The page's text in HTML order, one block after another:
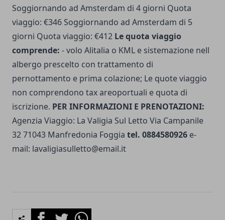
Soggiornando ad Amsterdam di 4 giorni Quota
viaggio: €346 Soggiornando ad Amsterdam di 5
giorni Quota viaggio: €412 Le quota viaggio
comprende: - volo Alitalia o KML e sistemazione nell
albergo prescelto con trattamento di
pernottamento e prima colazione; Le quote viaggio
non comprendono tax areoportuali e quota di
iscrizione. PER INFORMAZIONI E PRENOTAZIONI:
Agenzia Viaggio: La Valigia Sul Letto Via Campanile
32 71043 Manfredonia Foggia tel. 0884580926 e-
mail: lavaligiasulletto@email.it
FacebookTwitterWhatsapp